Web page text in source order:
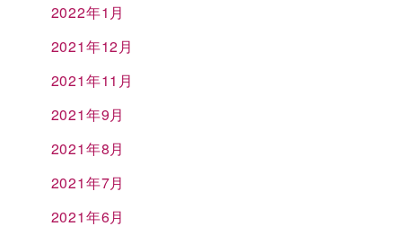
2022年1月
2021年12月
2021年11月
2021年9月
2021年8月
2021年7月
2021年6月